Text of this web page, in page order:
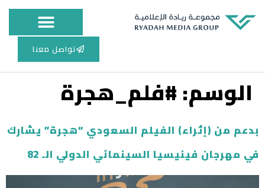
تواصل معنا
الوسم:#فلم_هجرة
بدعم من (إثراء) الفيلم السعودي “هجرة” يشارك
في مهرجان فينيسيا السينمائي الدولي الـ 82